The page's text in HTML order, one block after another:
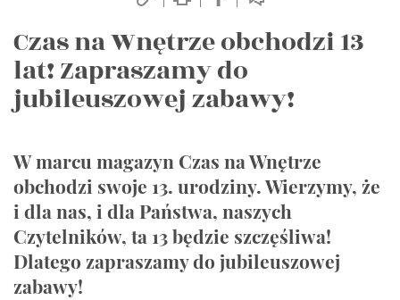
Czas na Wnętrze obchodzi 13
lat! Zapraszamy do
jubileuszowej zabawy!
W marcu magazyn Czas na Wnętrze
obchodzi swoje 13. urodziny. Wierzymy, że
i dla nas, i dla Państwa, naszych
Czytelników, ta 13 będzie szczęśliwa!
Dlatego zapraszamy do jubileuszowej
zabawy!